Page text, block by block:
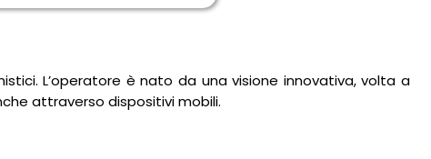
L’operatore è nato da una visione innovativa, volta a
attraverso dispositivi mobili.